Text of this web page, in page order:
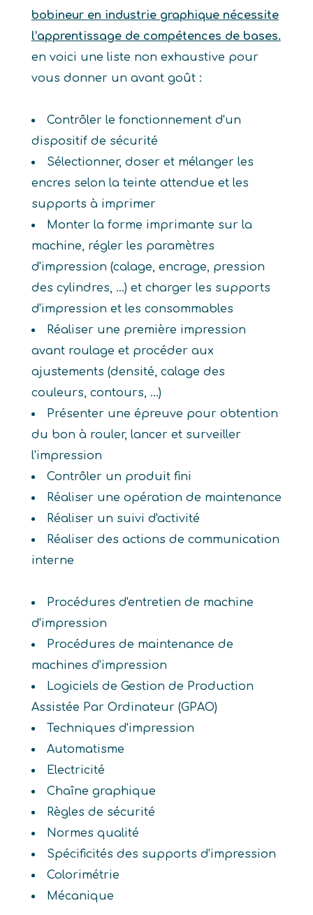
bobineur en industrie graphique nécessite
l’apprentissage de compétences de bases.
en voici une liste non exhaustive pour
vous donner un avant goût :
Contrôler le fonctionnement d'un
dispositif de sécurité
Sélectionner, doser et mélanger les
encres selon la teinte attendue et les
supports à imprimer
Monter la forme imprimante sur la
machine, régler les paramètres
d'impression (calage, encrage, pression
des cylindres, ...) et charger les supports
d'impression et les consommables
Réaliser une première impression
avant roulage et procéder aux
ajustements (densité, calage des
couleurs, contours, ...)
Présenter une épreuve pour obtention
du bon à rouler, lancer et surveiller
l'impression
Contrôler un produit fini
Réaliser une opération de maintenance
Réaliser un suivi d'activité
Réaliser des actions de communication
interne
Procédures d'entretien de machine
d'impression
Procédures de maintenance de
machines d'impression
Logiciels de Gestion de Production
Assistée Par Ordinateur (GPAO)
Techniques d'impression
Automatisme
Electricité
Chaîne graphique
Règles de sécurité
Normes qualité
Spécificités des supports d'impression
Colorimétrie
Mécanique